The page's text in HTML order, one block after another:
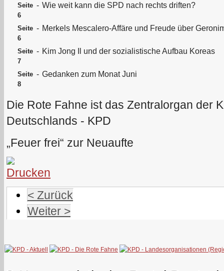
Seite
6
- Wie weit kann die SPD nach rechts driften?
Seite
6
- Merkels Mescalero-Affäre und Freude über
Seite
7
- Kim Jong Il und der sozialistische Aufbau Koreas
Seite
8
- Gedanken zum Monat Juni
Die Rote Fahne ist das Zentralorgan der
Deutschlands - KPD
„Feuer frei“ zur Neuaufte
< Zurück
Weiter >